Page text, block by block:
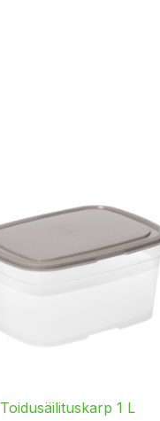
Toidusäilituskarp 1 L